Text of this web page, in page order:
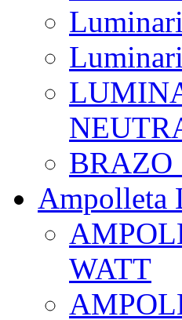
Ampolleta
WATT